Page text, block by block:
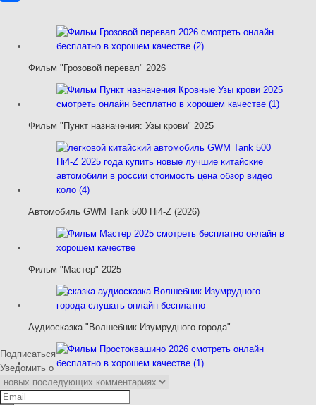
Фильм "Грозовой перевал" 2026
Фильм "Пункт назначения: Узы крови" 2025
Автомобиль GWM Tank 500 Hi4-Z (2026)
Фильм "Мастер" 2025
Аудиосказка "Волшебник Изумрудного города"
Фильм "Простоквашино" 2026
Подписаться
Уведомить о